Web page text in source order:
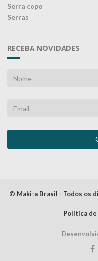
Serra copo
Serras
RECEBA NOVIDADES
© Makita Brasil - Todos os
Política